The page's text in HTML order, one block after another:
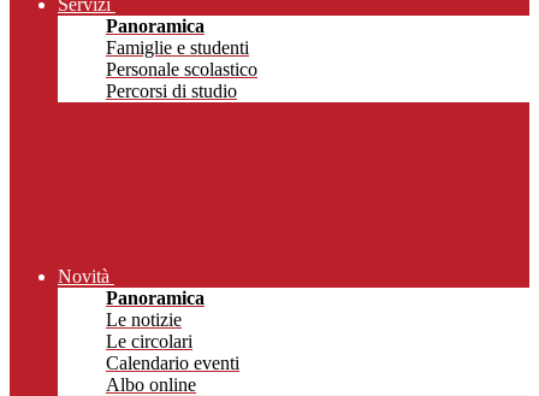
Panoramica
Famiglie e studenti
Personale scolastico
Percorsi di studio
Novità
Panoramica
Le notizie
Le circolari
Calendario eventi
Albo online